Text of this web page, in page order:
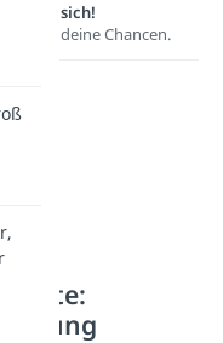
lohnt sich!
hier deine Chancen.